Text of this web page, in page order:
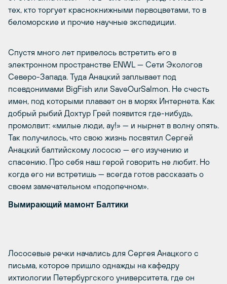
тех, кто торгует краснокнижными первоцветами, то в
беломорские и прочие научные экспедиции.
Спустя много лет привелось встретить его в
электронном пространстве ENWL — Сети Экологов
Северо-Запада. Туда Анацкий заплывает под
псевдонимами BigFish или SaveOurSalmon. Не счесть
имен, под которыми плавает он в морях Интернета. Как
добрый рыбий Дохтур Грей появится где-нибудь,
промолвит: «милые люди, ау!» — и нырнет в волну опять.
Так получилось, что свою жизнь посвятил Сергей
Анацкий балтийскому лососю — его изучению и
спасению. Про себя наш герой говорить не любит. Но
когда его ни встретишь — всегда готов рассказать о
своем замечательном «подопечном».
Вымирающий мамонт Балтики
Лососевые речки начались для Сергея Анацкого с
письма, которое пришло однажды на кафедру
ихтиологии Петербургского университета, где он